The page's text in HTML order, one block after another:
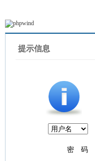
提示信息
密 码